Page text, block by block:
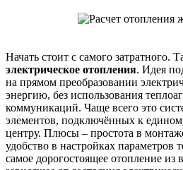
Начать стоит с самого затратного.
электрическое отопления. Идея
на прямом преобразовании
энергию, без использования
коммуникаций. Чаще всего это
элементов, подключённых к
центру. Плюсы – простота в
удобство в настройках
самое дорогостоящее отопление из